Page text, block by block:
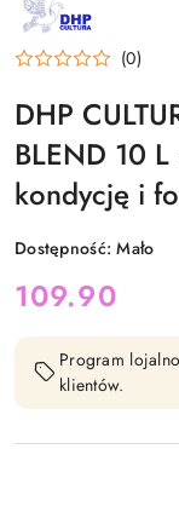
DHP
CULTURA
(0)
DHP
BLEND 10
kondycję i
Dostępność:Mało
cena:
109.90
Program
klientów.